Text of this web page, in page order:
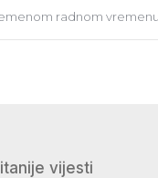
radnom
vijesti